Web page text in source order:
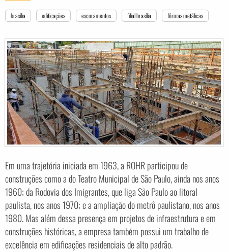
brasília edificações escoramentos filial brasília fôrmas metálicas
Em uma trajetória iniciada em 1963, a ROHR participou de
construções como a do Teatro Municipal de São Paulo, ainda nos anos
1960; da Rodovia dos Imigrantes, que liga São Paulo ao litoral
paulista, nos anos 1970; e a ampliação do metrô paulistano, nos anos
1980. Mas além dessa presença em projetos de infraestrutura e em
construções históricas, a empresa também possui um trabalho de
excelência em edificações residenciais de alto padrão.